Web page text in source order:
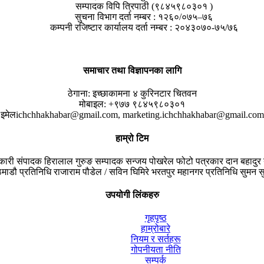
सम्पादक विपि त्रिपाठी (९८४५९८०३०१ )
सुचना विभाग दर्ता नम्बर : १२६०/०७५–७६
कम्पनी रजिष्टार कार्यालय दर्ता नम्बर : २०४३०७०-७५/७६
समाचार तथा विज्ञापनका लागि
ठेगाना: इच्छाकामना ४ कुरिनटार चितवन
मोबाइल: +९७७ ९८४५९८०३०१
इमेलichchhakhabar@gmail.com, marketing.ichchhakhabar@gmail.com
हाम्रो टिम
संपादकहिरालाल गुरुङसम्पादकसन्जय पोखरेलफोटो पत्रकारदान
प्रतिनिधिराजाराम पौडेल / सविन घिमिरेभरतपुर महानगर प्रतिनिधिसुमन
उपयोगी लिंकहरु
गृहपृष्ठ
हाम्रोबारे
नियम र सर्तहरू
गोपनीयता नीति
सम्पर्क